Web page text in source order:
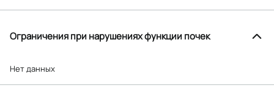
Ограничения при нарушениях функции почек
Нет данных